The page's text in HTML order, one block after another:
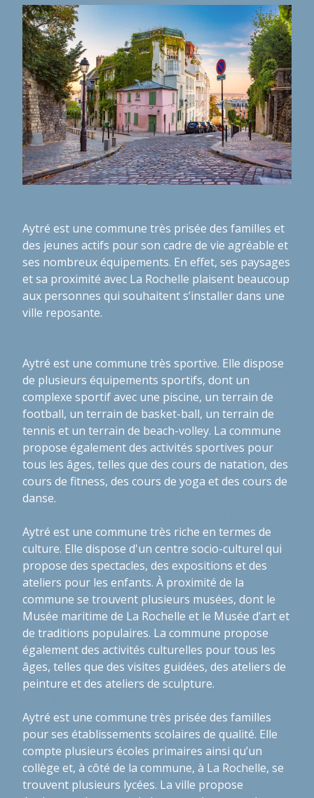
Aytré est une commune très prisée des familles et
des jeunes actifs pour son cadre de vie agréable et
ses nombreux équipements. En effet, ses paysages
et sa proximité avec La Rochelle plaisent beaucoup
aux personnes qui souhaitent s’installer dans une
ville reposante.
Aytré est une commune très sportive. Elle dispose
de plusieurs équipements sportifs, dont un
complexe sportif avec une piscine, un terrain de
football, un terrain de basket-ball, un terrain de
tennis et un terrain de beach-volley. La commune
propose également des activités sportives pour
tous les âges, telles que des cours de natation, des
cours de fitness, des cours de yoga et des cours de
danse.
Aytré est une commune très riche en termes de
culture. Elle dispose d'un centre socio-culturel qui
propose des spectacles, des expositions et des
ateliers pour les enfants. À proximité de la
commune se trouvent plusieurs musées, dont le
Musée maritime de La Rochelle et le Musée d’art et
de traditions populaires. La commune propose
également des activités culturelles pour tous les
âges, telles que des visites guidées, des ateliers de
peinture et des ateliers de sculpture.
Aytré est une commune très prisée des familles
pour ses établissements scolaires de qualité. Elle
compte plusieurs écoles primaires ainsi qu’un
collège et, à côté de la commune, à La Rochelle, se
trouvent plusieurs lycées. La ville propose